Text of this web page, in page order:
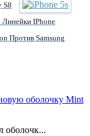
S8
Линейки IPhone
Против Samsung
оболочку Mint
оболочк...